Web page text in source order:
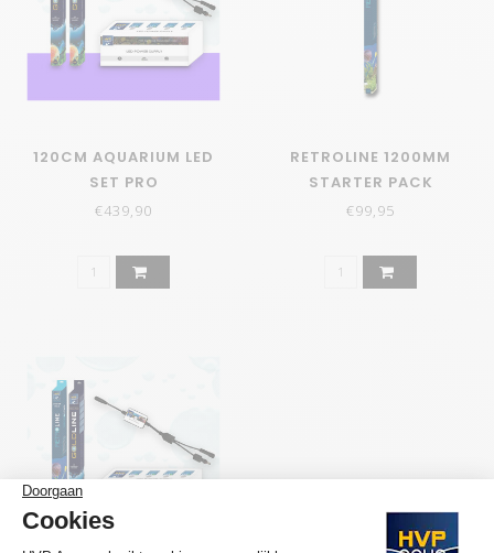
120CM AQUARIUM LED
SET PRO
€439,90
RETROLINE 1200MM
STARTER PACK
€99,95